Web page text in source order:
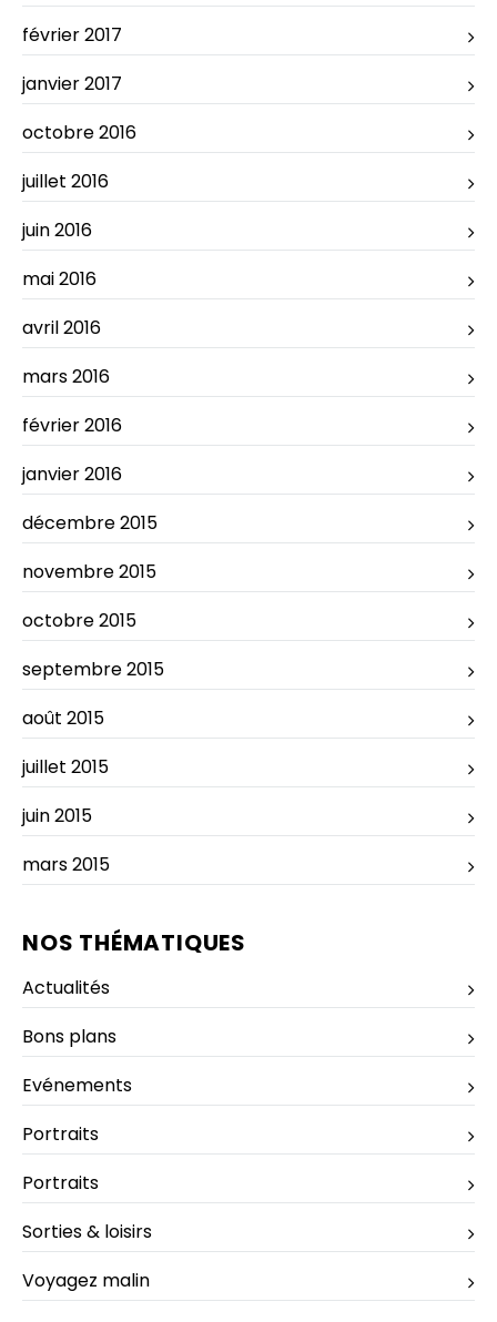
février 2017
janvier 2017
octobre 2016
juillet 2016
juin 2016
mai 2016
avril 2016
mars 2016
février 2016
janvier 2016
décembre 2015
novembre 2015
octobre 2015
septembre 2015
août 2015
juillet 2015
juin 2015
mars 2015
NOS THÉMATIQUES
Actualités
Bons plans
Evénements
Portraits
Portraits
Sorties & loisirs
Voyagez malin